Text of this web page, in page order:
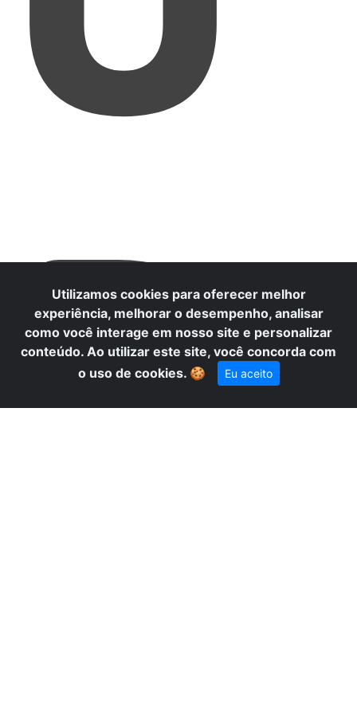
D
Utilizamos cookies para oferecer melhor
experiência, melhorar o desempenho, analisar
como você interage em nosso site e personalizar
conteúdo. Ao utilizar este site, você concorda com
o uso de cookies. 🍪 Eu aceito